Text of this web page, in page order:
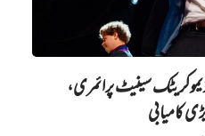
سینیٹ پرائمری،
کامیابی